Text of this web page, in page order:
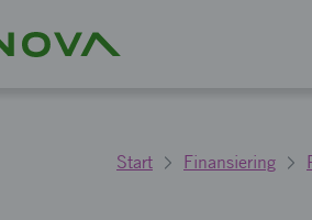
Start Finansiering